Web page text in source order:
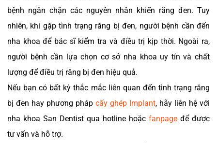
bệnh ngăn chặn các nguyên nhân khiến răng đen. Tuy
nhiên, khi gặp tình trạng răng bị đen, người bệnh cần đến
nha khoa để bác sĩ kiểm tra và điều trị kịp thời. Ngoài ra,
người bệnh cần lựa chọn cơ sở nha khoa uy tín và chất
lượng để điều trị răng bị đen hiệu quả.
Nếu bạn có bất kỳ thắc mắc liên quan đến tình trạng răng
bị đen hay phương pháp cấy ghép Implant, hãy liên hệ với
nha khoa San Dentist qua hotline hoặc fanpage để được
tư vấn và hỗ trợ.